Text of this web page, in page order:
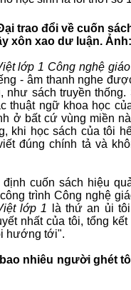
trao đổi về cuốn
xôn xao dư luận. Ảnh:
lớp 1 Công nghệ
- âm thanh nghe
như sách truyền
thuật ngữ khoa học
ở bất cứ vùng miền
khi học sách của tôi
đúng chính tả và
định cuốn sách hiệu
trình Công nghệ
lớp 1
là thứ an ủi
nhất của tôi, tổng
hướng tới".
nhiêu người ghét